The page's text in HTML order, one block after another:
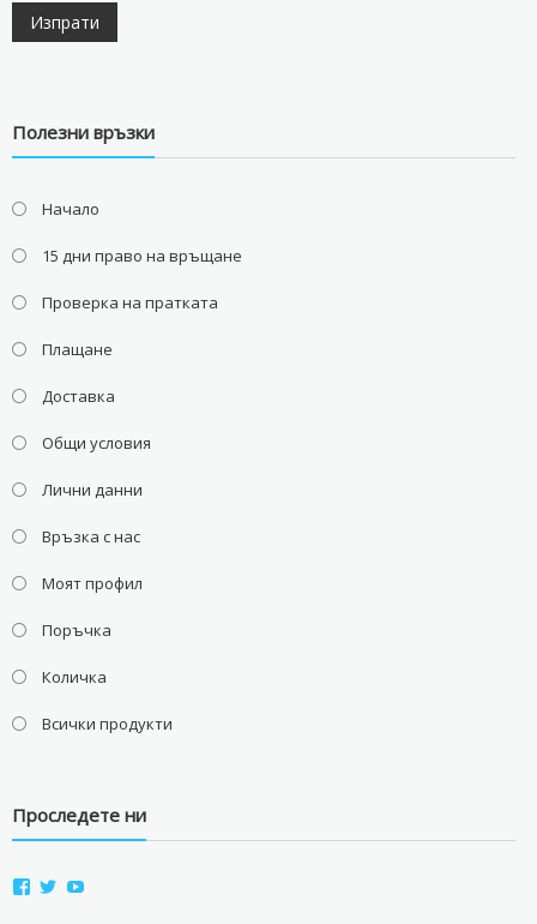
Полезни връзки
Начало
15 дни право на връщане
Проверка на пратката
Плащане
Доставка
Общи условия
Лични данни
Връзка с нас
Моят профил
Поръчка
Количка
Всички продукти
Проследете ни
ViewViewView